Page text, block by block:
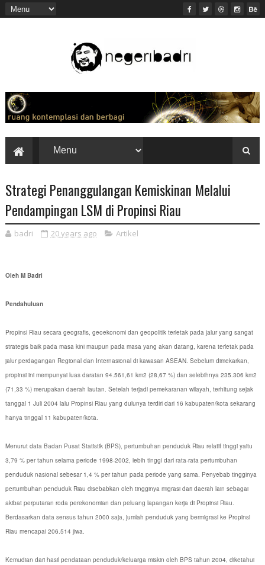
Strategi Penanggulangan Kemiskinan Melalui
Pendampingan LSM di Propinsi Riau
badri 20 years ago Artikel
Oleh M Badri
Pendahuluan
Propinsi Riau secara geografis, geoekonomi dan geopolitik terletak pada jalur yang sangat
strategis baik pada masa kini maupun pada masa yang akan datang, karena terletak pada
jalur perdagangan Regional dan Internasional di kawasan ASEAN. Sebelum dimekarkan,
propinsi ini mempunyai luas daratan 94.561,61 km2 (28,67 %) dan selebihnya 235.306 km2
(71,33 %) merupakan daerah lautan. Setelah terjadi pemekaranan wilayah, terhitung sejak
tanggal 1 Juli 2004 lalu Propinsi Riau yang dulunya terdiri dari 16 kabupaten/kota sekarang
hanya tinggal 11 kabupaten/kota.
Menurut data Badan Pusat Statistik (BPS), pertumbuhan penduduk Riau relatif tinggi yaitu
3,79 % per tahun selama periode 1998-2002, lebih tinggi dari rata-rata pertumbuhan
penduduk nasional sebesar 1,4 % per tahun pada periode yang sama. Penyebab tingginya
pertumbuhan penduduk Riau disebabkan oleh tingginya migrasi dari daerah lain sebagai
akibat perputaran roda perekonomian dan peluang lapangan kerja di Propinsi Riau.
Berdasarkan data sensus tahun 2000 saja, jumlah penduduk yang bermigrasi ke Propinsi
Riau mencapai 206.514 jiwa.
Kemudian dari hasil pendataan penduduk/keluarga miskin oleh BPS tahun 2004, diketahui